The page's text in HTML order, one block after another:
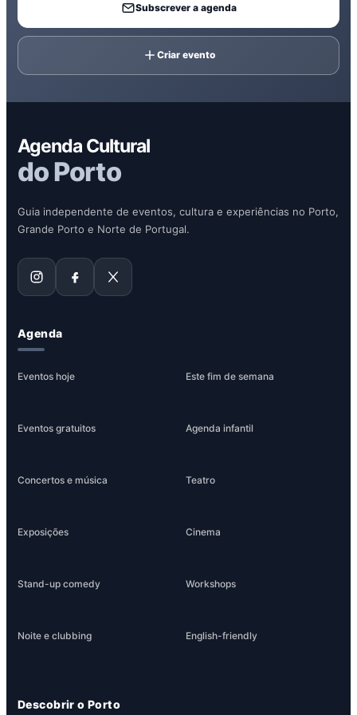
Subscrever a agenda
Criar evento
Agenda Cultural
do Porto
Guia independente de eventos, cultura e experiências no Porto,
Grande Porto e Norte de Portugal.
Agenda
Eventos hoje Este fim de semana
Eventos gratuitos Agenda infantil
Concertos e música Teatro
Exposições Cinema
Stand-up comedy Workshops
Noite e clubbing English-friendly
Descobrir o Porto